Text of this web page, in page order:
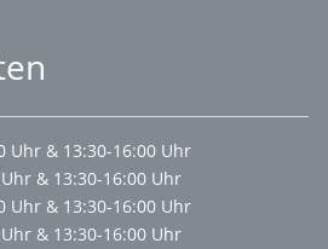
Uhr & 13:30-16:00 Uhr
& 13:30-16:00 Uhr
Uhr & 13:30-16:00 Uhr
& 13:30-16:00 Uhr